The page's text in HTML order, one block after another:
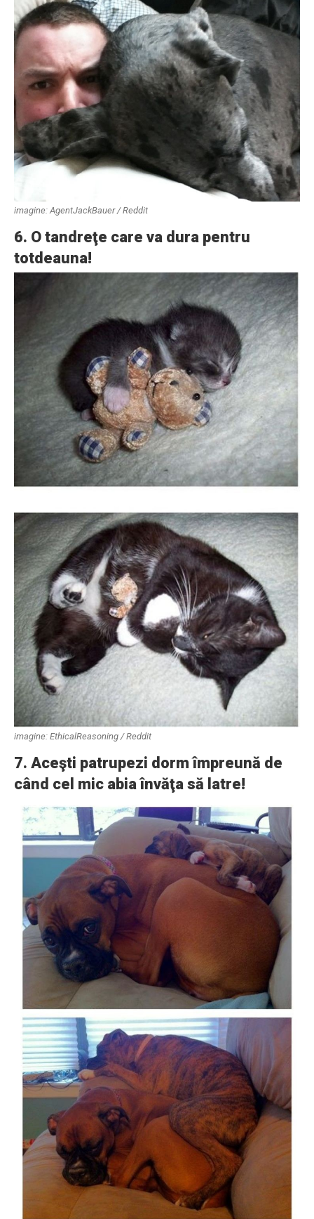
imagine: AgentJackBauer / Reddit
6. O tandreţe care va dura pentru
totdeauna!
imagine: EthicalReasoning / Reddit
7. Aceşti patrupezi dorm împreună de
când cel mic abia învăţa să latre!